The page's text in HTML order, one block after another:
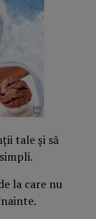
tale și să
la care nu